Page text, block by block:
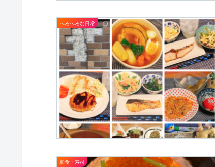
へろへろな日常
和食・寿司